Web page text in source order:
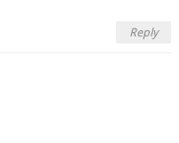
Reply